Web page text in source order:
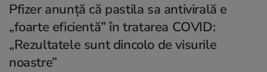
Pfizer anunță că pastila sa antivirală e
„foarte eficientă” în tratarea COVID:
„Rezultatele sunt dincolo de visurile
noastre”